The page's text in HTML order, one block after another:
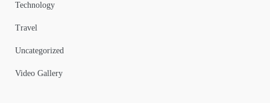
Technology
Travel
Uncategorized
Video Gallery